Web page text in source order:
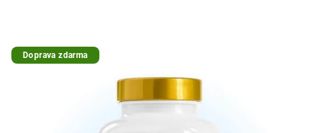
Doprava zdarma